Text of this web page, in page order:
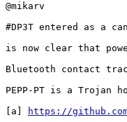
@mikarv
#DP3T entered as a
is now clear that
Bluetooth contact
PEPP-PT is a Trojan
[a]
https://